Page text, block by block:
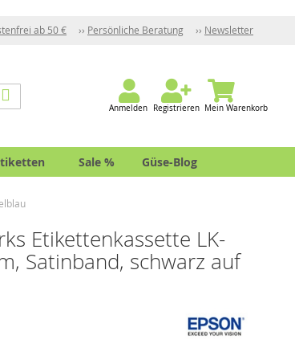
ab 50 € Persönliche Beratung Newsletter
Anmelden Registrieren Mein Warenkorb
Sale % Güse-Blog
Etikettenkassette LK-
Satinband, schwarz auf